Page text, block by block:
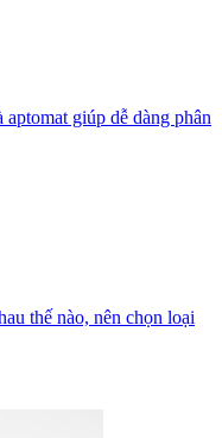
giúp dễ dàng phân
thế nào, nên chọn loại